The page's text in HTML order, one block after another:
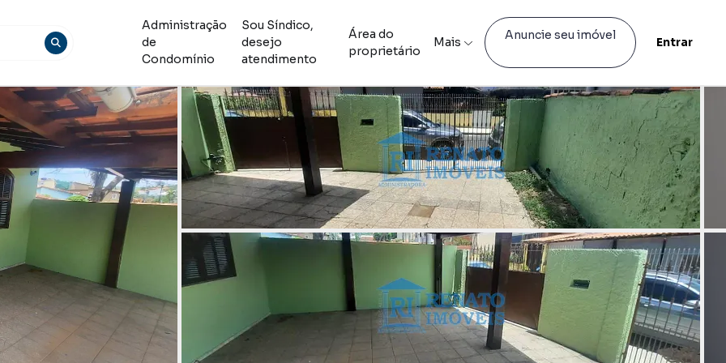
Administração
de
Condomínio
Sou Síndico,
desejo
atendimento
Área do
proprietário
Mais Anuncie seu imóvel Entrar